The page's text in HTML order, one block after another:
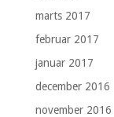
marts 2017
februar 2017
januar 2017
december 2016
november 2016